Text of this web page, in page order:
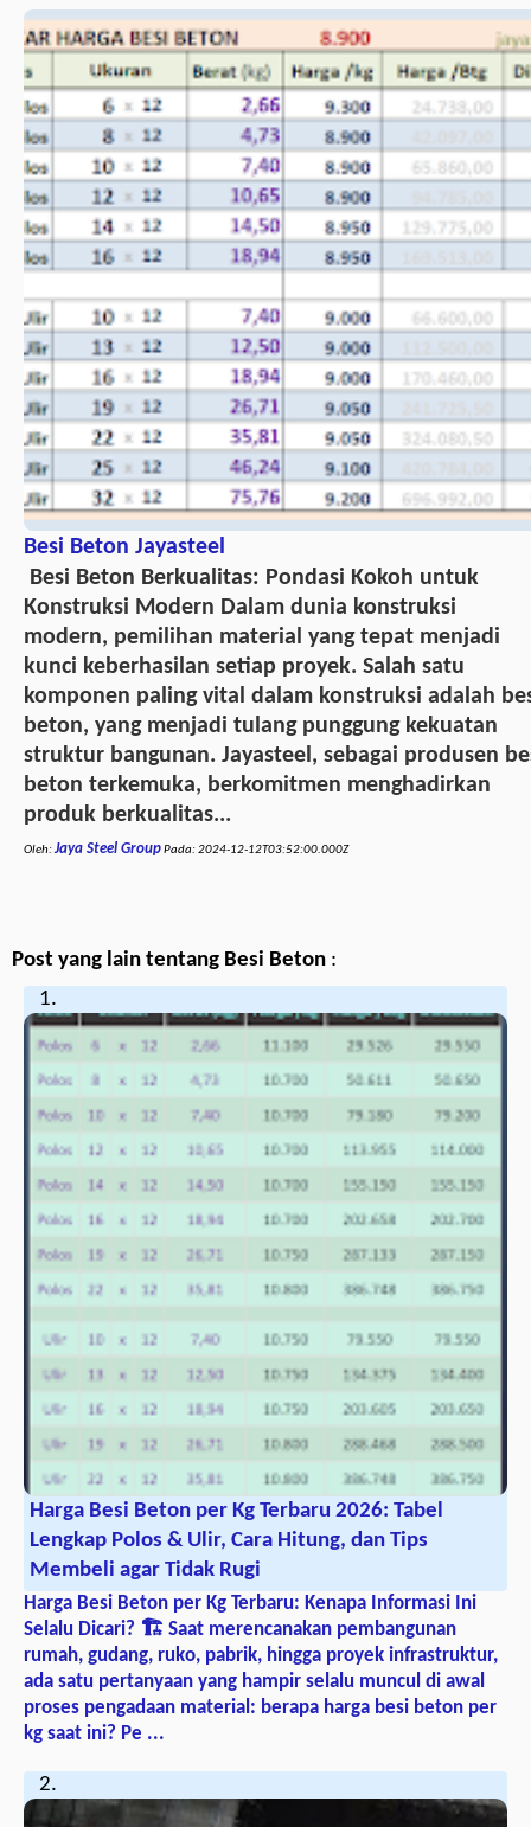
Besi Beton Jayasteel
Besi Beton Berkualitas: Pondasi Kokoh untuk
Konstruksi Modern Dalam dunia konstruksi
modern, pemilihan material yang tepat menjadi
kunci keberhasilan setiap proyek. Salah satu
komponen paling vital dalam konstruksi adalah
beton, yang menjadi tulang punggung kekuatan
struktur bangunan. Jayasteel, sebagai produsen
beton terkemuka, berkomitmen menghadirkan
produk berkualitas...
Oleh:Jaya Steel GroupPada:2024-12-12T03:52:00.000Z
Post yang lain tentang Besi Beton :
Harga Besi Beton per Kg Terbaru 2026: Tabel
Lengkap Polos & Ulir, Cara Hitung, dan Tips
Membeli agar Tidak Rugi
Harga Besi Beton per Kg Terbaru: Kenapa Informasi Ini
Selalu Dicari? 🏗️ Saat merencanakan pembangunan
rumah, gudang, ruko, pabrik, hingga proyek infrastruktur,
ada satu pertanyaan yang hampir selalu muncul di awal
proses pengadaan material: berapa harga besi beton per
kg saat ini? Pe ...